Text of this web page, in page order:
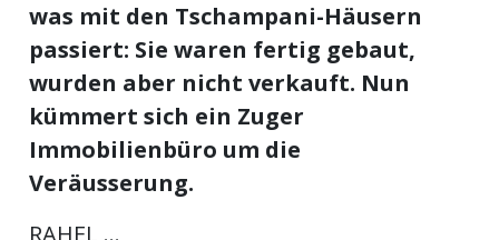
was mit den Tschampani-Häusern
passiert: Sie waren fertig gebaut,
wurden aber nicht verkauft. Nun
kümmert sich ein Zuger
Immobilienbüro um die
Veräusserung.